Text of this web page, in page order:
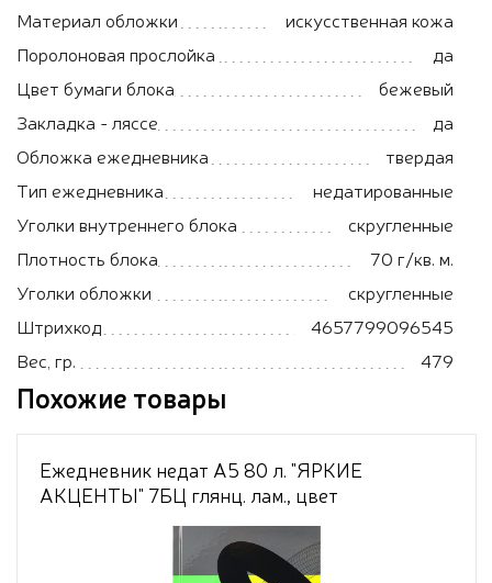
Материал обложки
искусственная кожа
Поролоновая прослойка
да
Цвет бумаги блока
бежевый
Закладка - ляссе
да
Обложка ежедневника
твердая
Тип ежедневника
недатированные
Уголки внутреннего блока
скругленные
Плотность блока
70 г/кв. м.
Уголки обложки
скругленные
Штрихкод
4657799096545
Вес, гр.
479
Похожие товары
Ежедневник недат А5 80 л. "ЯРКИЕ
АКЦЕНТЫ" 7БЦ глянц. лам., цвет
мелов.облож, ТМ"Collezione"